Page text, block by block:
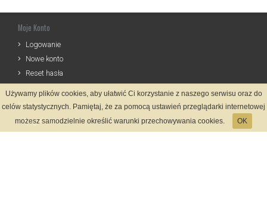
Moje Konto
Logowanie
Nowe konto
Reset hasła
Informacje
Regulamin
Używamy plików cookies, aby ułatwić Ci korzystanie z naszego serwisu oraz do
celów statystycznych. Pamiętaj, że za pomocą ustawień przeglądarki internetowej
możesz samodzielnie określić warunki przechowywania cookies.
OK